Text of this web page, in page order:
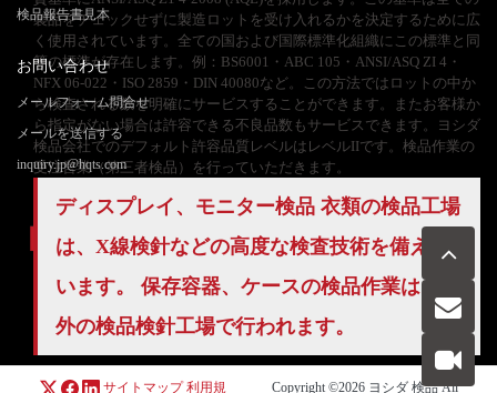
製品をチェックせずに製造ロットを受け入れるかを決定するために広
く使用されています。全ての国および国際標準化組織にこの標準と同
等の標準が存在します。例：BS6001・ABC 105・ANSI/ASQ ZI 4・
NFX 06-022・ISO 2859・DIN 40080など。この方法ではロットの中か
ら検査される数を明確にサービスすることができます。またお客様か
ら指定がない場合は許容できる不良品数もサービスできます。ヨシダ
検品会社でのデフォルト許容品質レベルはレベルIIです。検品作業の
受注営業（第三者検品）を行っていただきます。
ディスプレイ、モニター検品 衣類の検品工場
は、X線検針などの高度な検査技術を備えて
います。 保存容器、ケースの検品作業は、海
外の検品検針工場で行われます。
検品報告書見本
お問い合わせ
メールフォーム問合せ
メールを送信する
inquiry.jp@hqts.com
お電話でのお問い合わせ
050-5840-2657
お問い合わせ
サイトマップ 利用規 Copyright ©2026 ヨシダ 検品All